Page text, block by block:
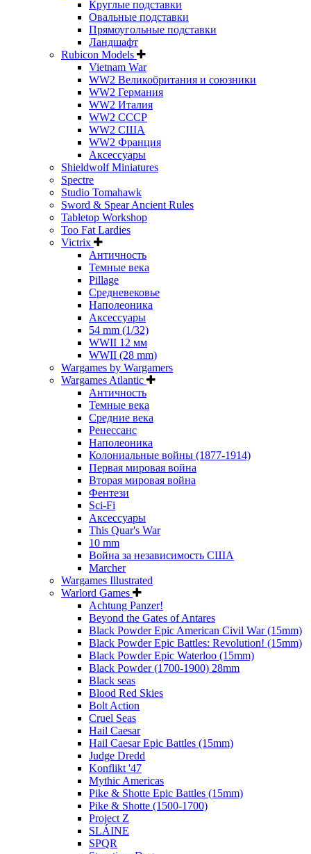
Круглые подставки
Овальные подставки
Прямоугольные подставки
Ландшафт
Rubicon Models
Vietnam War
WW2 Великобритания и союзники
WW2 Германия
WW2 Италия
WW2 СССР
WW2 США
WW2 Франция
Аксессуары
Shieldwolf Miniatures
Spectre
Studio Tomahawk
Sword & Spear Ancient Rules
Tabletop Workshop
Too Fat Lardies
Victrix
Античность
Темные века
Pillage
Средневековье
Наполеоника
Аксессуары
54 mm (1/32)
WWII 12 мм
WWII (28 mm)
Wargames by Wargamers
Wargames Atlantic
Античность
Темные века
Средние века
Ренессанс
Наполеоника
Колониальные войны (1877-1914)
Первая мировая война
Вторая мировая война
Фентези
Sci-Fi
Аксессуары
This Quar's War
10 mm
Война за независимость США
Marcher
Wargames Illustrated
Warlord Games
Achtung Panzer!
Beyond the Gates of Antares
Black Powder Epic American Civil War (15mm)
Black Powder Epic Battles: Revolution! (15mm)
Black Powder Epic Waterloo (15mm)
Black Powder (1700-1900) 28mm
Black seas
Blood Red Skies
Bolt Action
Cruel Seas
Hail Caesar
Hail Caesar Epic Battles (15mm)
Judge Dredd
Konflikt '47
Mythic Americas
Pike & Shotte Epic Battles (15mm)
Pike & Shotte (1500-1700)
Project Z
SLÁINE
SPQR